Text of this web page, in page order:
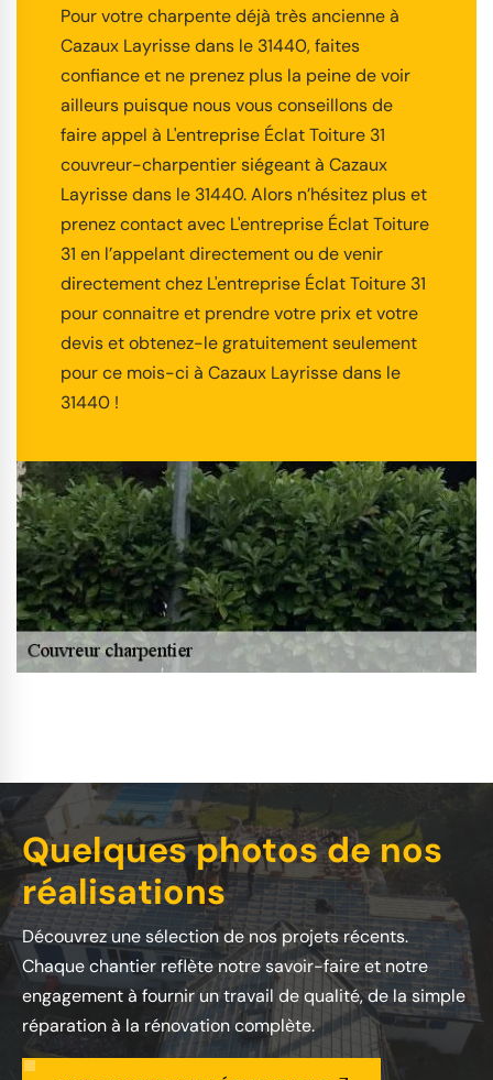
Pour votre charpente déjà très ancienne à
Cazaux Layrisse dans le 31440, faites
confiance et ne prenez plus la peine de voir
ailleurs puisque nous vous conseillons de
faire appel à L'entreprise Éclat Toiture 31
couvreur-charpentier siégeant à Cazaux
Layrisse dans le 31440. Alors n’hésitez plus et
prenez contact avec L'entreprise Éclat Toiture
31 en l’appelant directement ou de venir
directement chez L'entreprise Éclat Toiture 31
pour connaitre et prendre votre prix et votre
devis et obtenez-le gratuitement seulement
pour ce mois-ci à Cazaux Layrisse dans le
31440 !
Quelques photos de nos
réalisations
Découvrez une sélection de nos projets récents.
Chaque chantier reflète notre savoir-faire et notre
engagement à fournir un travail de qualité, de la simple
réparation à la rénovation complète.